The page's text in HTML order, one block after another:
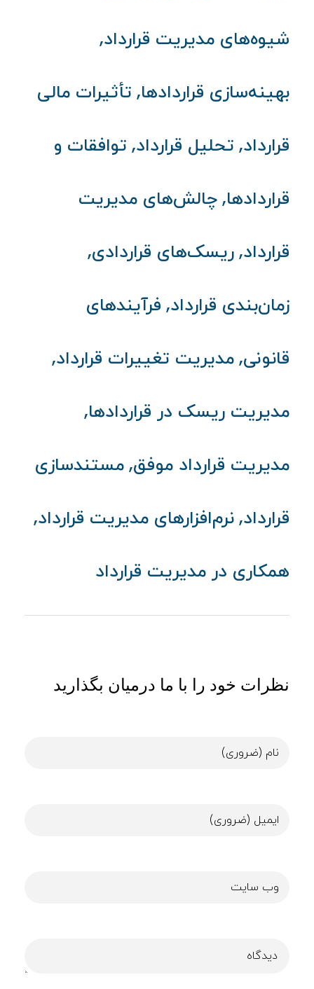
شیوه‌های مدیریت قرارداد,
بهینه‌سازی قراردادها, تأثیرات مالی
قرارداد, تحلیل قرارداد, توافقات و
قراردادها, چالش‌های مدیریت
قرارداد, ریسک‌های قراردادی,
زمان‌بندی قرارداد, فرآیندهای
قانونی, مدیریت تغییرات قرارداد,
مدیریت ریسک در قراردادها,
مدیریت قرارداد موفق, مستندسازی
قرارداد, نرم‌افزارهای مدیریت قرارداد,
همکاری در مدیریت قرارداد
نظرات خود را با ما درمیان بگذارید